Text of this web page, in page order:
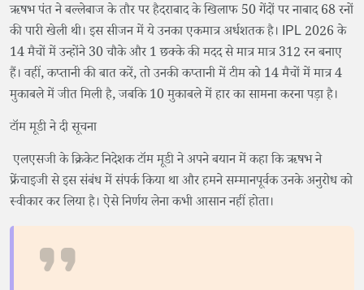
ऋषभ पंत ने बल्लेबाज के तौर पर हैदराबाद के खिलाफ 50 गेंदों पर नाबाद 68 रनों
की पारी खेली थी। इस सीजन में ये उनका एकमात्र अर्धशतक है। IPL 2026 के
14 मैचों में उन्होंने 30 चौके और 1 छक्के की मदद से मात्र मात्र 312 रन बनाए
हैं। वहीं, कप्तानी की बात करें, तो उनकी कप्तानी में टीम को 14 मैचों में मात्र 4
मुकाबले में जीत मिली है, जबकि 10 मुकाबले में हार का सामना करना पड़ा है।
टॉम मूडी ने दी सूचना
एलएसजी के क्रिकेट निदेशक टॉम मूडी ने अपने बयान में कहा कि ऋषभ ने
फ्रेंचाइजी से इस संबंध में संपर्क किया था और हमने सम्मानपूर्वक उनके अनुरोध को
स्वीकार कर लिया है। ऐसे निर्णय लेना कभी आसान नहीं होता।